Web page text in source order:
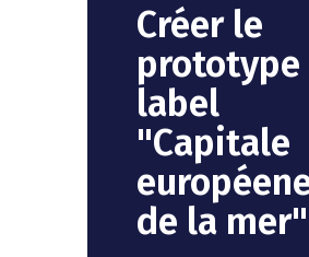
Créer le
prototype
label
"Capitale
de la mer"